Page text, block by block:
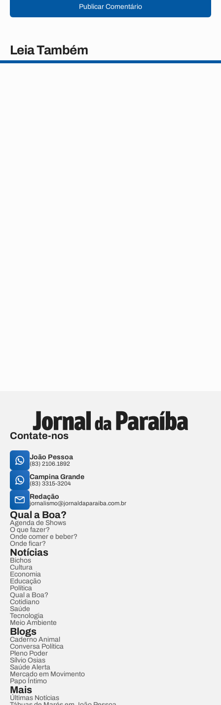
Publicar Comentário
Leia Também
Contate-nos
João Pessoa
(83) 2106.1892
Campina Grande
(83) 3315-3204
Redação
jornalismo@jornaldaparaiba.com.br
Qual a Boa?
Agenda de Shows
O que fazer?
Onde comer e beber?
Onde ficar?
Notícias
Bichos
Cultura
Economia
Educação
Política
Qual a Boa?
Cotidiano
Saúde
Tecnologia
Meio Ambiente
Blogs
Caderno Animal
Conversa Política
Pleno Poder
Sílvio Osias
Saúde Alerta
Mercado em Movimento
Papo Íntimo
Mais
Últimas Notícias